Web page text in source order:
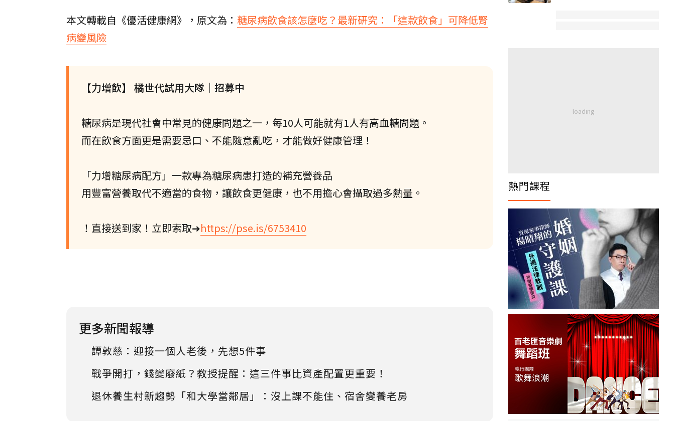
本文轉載自《優活健康網》，原文為： 糖尿病飲食該怎麼吃？最新研究：「這款飲食」可降低腎
病變風險
【力增飲】 橘世代試用大隊｜招募中
糖尿病是現代社會中常見的健康問題之一，每10人可能就有1人有高血糖問題。
而在飲食方面更是需要忌口、不能隨意亂吃，才能做好健康管理！
「力增糖尿病配方」一款專為糖尿病患打造的補充營養品
用豐富營養取代不適當的食物，讓飲食更健康，也不用擔心會攝取過多熱量。
！直接送到家！立即索取➔https://pse.is/6753410
更多新聞報導
譚敦慈：迎接一個人老後，先想5件事
戰爭開打，錢變廢紙？教授提醒：這三件事比資產配置更重要！
退休養生村新趨勢「和大學當鄰居」：沒上課不能住、宿舍變養老房
熱門課程